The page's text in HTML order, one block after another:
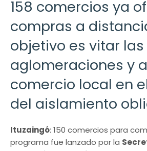
158 comercios ya
compras a
objetivo es vitar las
aglomeraciones y
comercio local en
del aislamiento
Ituzaingó: 150 comercios para
programa fue lanzado por la